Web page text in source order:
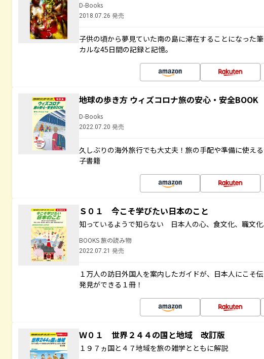
D-Books
2018.07.26 発売
子供の頃から夢見ていた南の島に滞在することになった
カルな45日間の記録と記憶。
地球の歩き方 ウィズコロナ旅の安心・安全BOOK
D-Books
2022.07.20 発売
久しぶりの海外旅行でも大丈夫！旅の手配や準備に使え
子書籍
Ｓ０１ 今こそ学びたい日本のこと
知っているようで知らない 日本人の心、食文化、職文
BOOKS 旅の読み物
2022.07.21 発売
１万人の訪日外国人を案内したガイドが、日本人にこそ
発見ができる１冊！
Ｗ０１ 世界２４４の国と地域 改訂版
１９７ヵ国と４７地域を旅の雑学とともに解説